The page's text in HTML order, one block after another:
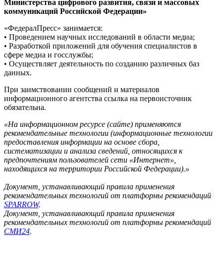
Министерства цифрового развития, связи и массовых
коммуникаций Российской Федерации»
«ФедералПресс» занимается:
• Проведением научных исследований в области медиа;
• Разработкой приложений для обучения специалистов в
сфере медиа и госслужбы;
• Осуществляет деятельность по созданию различных баз
данных.
При заимствовании сообщений и материалов
информационного агентства ссылка на первоисточник
обязательна.
«На информационном ресурсе (сайте) применяются
рекомендательные технологии (информационные технологии
предоставления информации на основе сбора,
систематизации и анализа сведений, относящихся к
предпочтениям пользователей сети «Интернет»,
находящихся на территории Российской Федерации).»
Документ, устанавливающий правила применения
рекомендательных технологий от платформы рекомендаций
SPARROW.
Документ, устанавливающий правила применения
рекомендательных технологий от платформы рекомендаций
СМИ24.